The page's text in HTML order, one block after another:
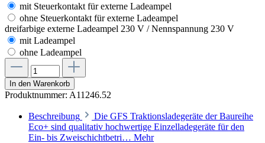
mit Steuerkontakt für externe Ladeampel
ohne Steuerkontakt für externe Ladeampel
dreifarbige externe Ladeampel 230 V / Nennspannung 230 V
mit Ladeampel
ohne Ladeampel
In den Warenkorb
Produktnummer: A11246.52
Beschreibung
Die GFS Traktionsladegeräte der Baureihe
Eco+ sind qualitativ hochwertige Einzelladegeräte für den
Ein- bis Zweischichtbetri… Mehr